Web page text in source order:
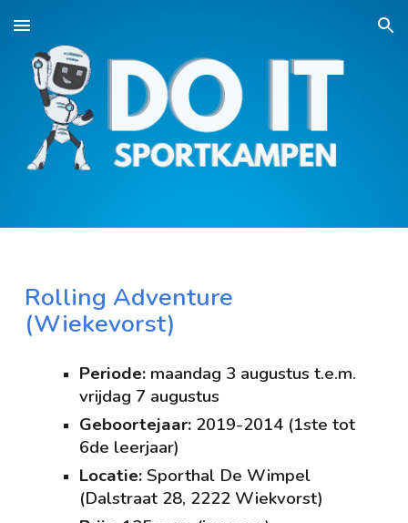
Skip to main content Skip to navigation
Rolling Adventure
(Wiekevorst)
Periode: maandag 3 augustus t.e.m.
vrijdag 7 augustus
Geboortejaar: 2019-2014 (1ste tot
6de leerjaar)
Locatie: Sporthal De Wimpel
(Dalstraat 28, 2222 Wiekvorst)